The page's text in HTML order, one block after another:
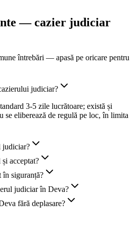
— cazier judiciar
întrebări — apasă pe oricare pentru
judiciar?
3-5 zile lucrătoare; există și
se eliberează de regulă pe loc, în limita
judiciar?
acceptat?
în siguranță?
judiciar în Deva?
fără deplasare?